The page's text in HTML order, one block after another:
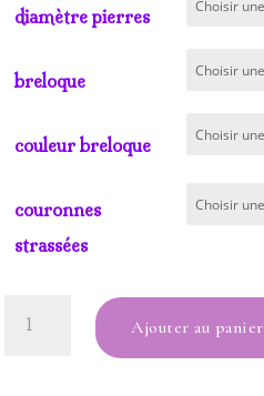
diamètre pierres
breloque
couleur breloque
couronnes
strassées
Ajouter au panier